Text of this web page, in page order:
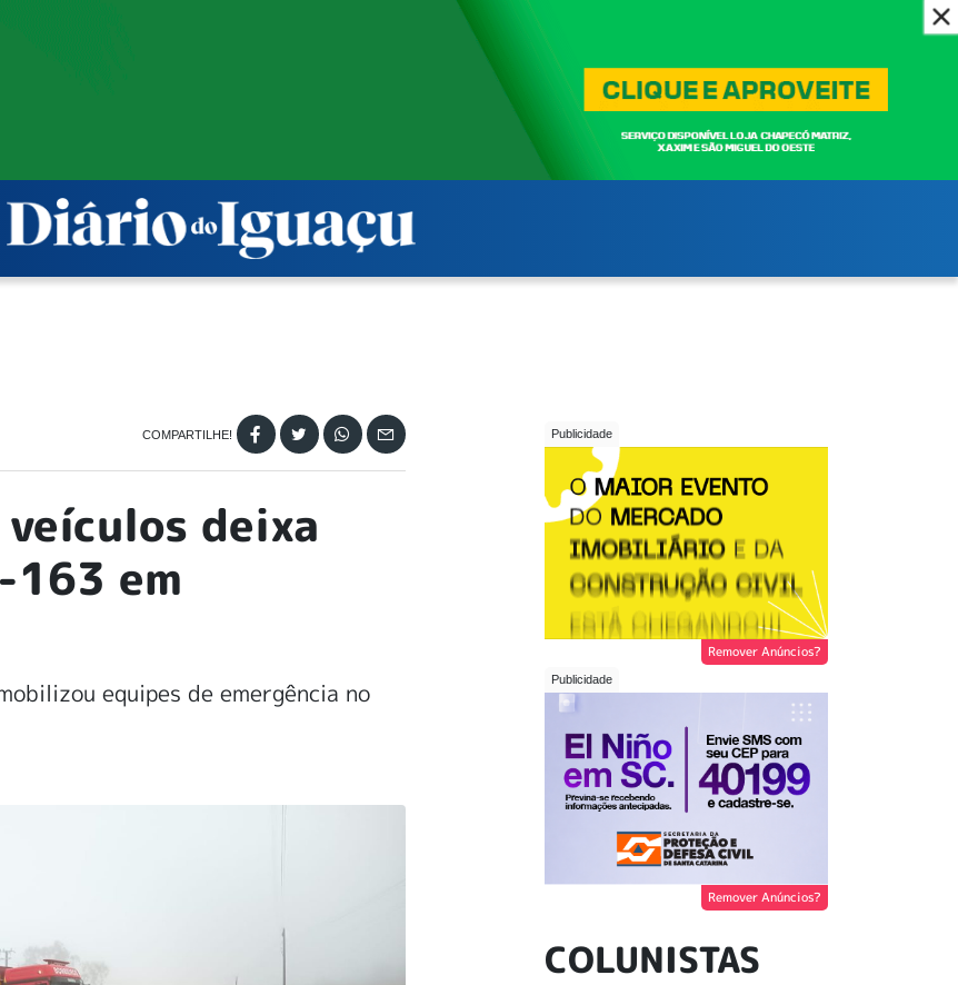
deixa
em
equipes de emergência no
Remover Anúncios?
Remover Anúncios?
COLUNISTAS